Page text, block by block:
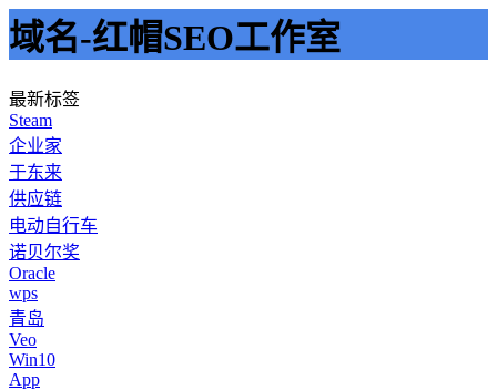
域名-红帽SEO工作室
最新标签
Steam
企业家
于东来
供应链
电动自行车
诺贝尔奖
Oracle
wps
青岛
Veo
Win10
App